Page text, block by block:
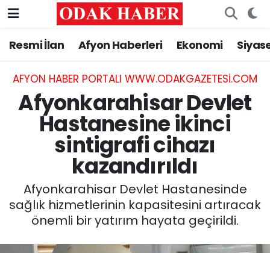
Resmi İlan Afyon Haberleri Ekonomi
AFYON HABER PORTALI WWW.ODAKGAZETESI.COM
Afyonkarahisar Devlet
Hastanesine ikinci
sintigrafi cihazı
kazandırıldı
Afyonkarahisar Devlet Hastanesinde
sağlık hizmetlerinin kapasitesini artıracak
önemli bir yatırım hayata geçirildi.
AFYONKARAHİSAR HABERLERİ
Resmi İlan
ASAYİŞ
GÜNCEL
SİYASET
EĞİTİM
Nöbetçi Eczaneler
Hava Durumu
Trafik Durumu
Süper Lig Puan Durumu ve Fikstür
Tüm Manşetler
Son Dakika Haberleri
Haber Arşivi